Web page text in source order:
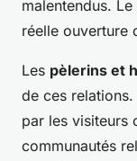
malentendus.
réelle ouverture
Les pèlerins et
de ces
par les visiteurs
communautés